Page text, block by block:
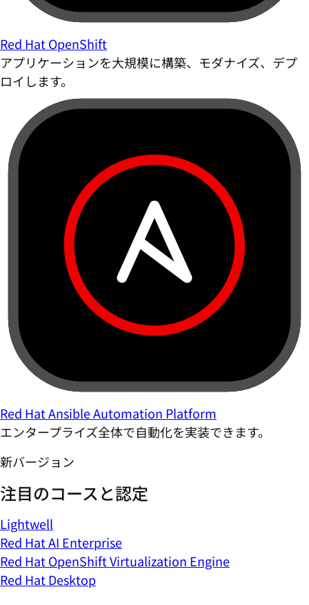
Red Hat OpenShift
アプリケーションを大規模に構築、モダナイズ、デプ
ロイします。
Red Hat Ansible Automation Platform
エンタープライズ全体で自動化を実装できます。
新バージョン
注目のコースと認定
Lightwell
Red Hat AI Enterprise
Red Hat OpenShift Virtualization Engine
Red Hat Desktop